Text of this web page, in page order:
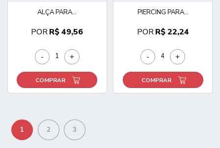
ALÇA PARA...
PORR$ 49,56
- +
COMPRAR
PIERCING PARA...
PORR$ 22,24
- +
COMPRAR
1 2 3